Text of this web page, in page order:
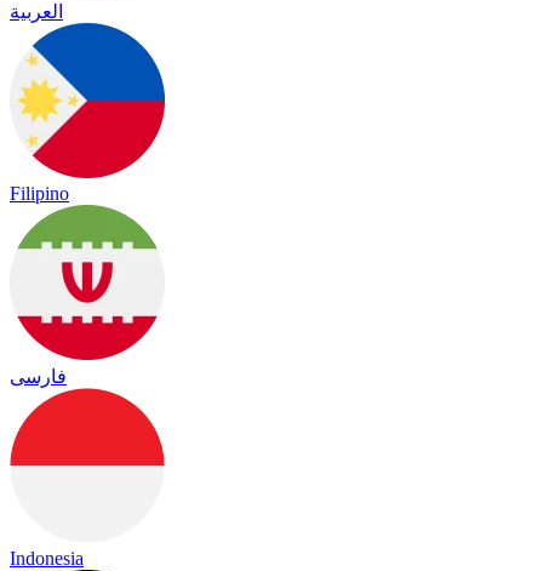
العربية
Filipino
فارسی
Indonesia